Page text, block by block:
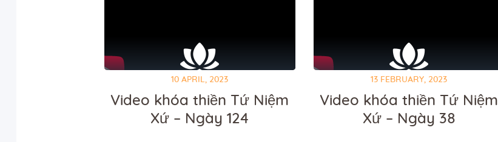
10 APRIL, 2023
Video khóa thiền Tứ Niệm
Xứ – Ngày 124
13 FEBRUARY, 2023
Video khóa thiền Tứ Niệm
Xứ – Ngày 38